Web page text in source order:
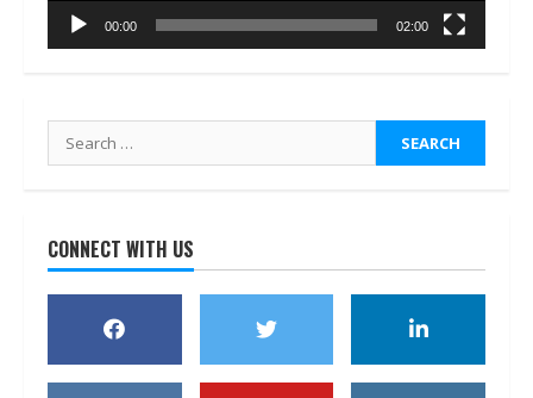
00:00 02:00
Search
for:
CONNECT WITH US